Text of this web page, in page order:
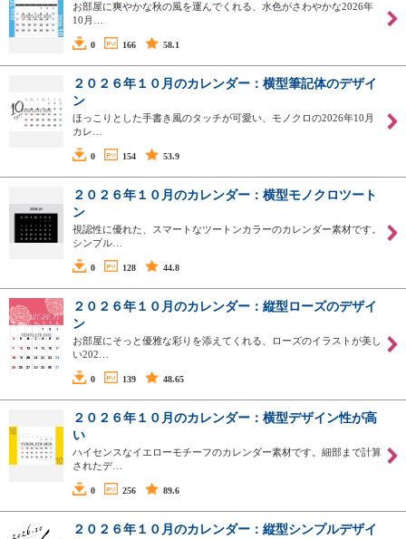
お部屋に爽やかな秋の風を運んでくれる、水色がさわやかな2026年
10月…
0 166 58.1
２０２６年１０月のカレンダー：横型筆記体のデザイ
ン
ほっこりとした手書き風のタッチが可愛い、モノクロの2026年10月
カレ…
0 154 53.9
２０２６年１０月のカレンダー：横型モノクロツート
ン
視認性に優れた、スマートなツートンカラーのカレンダー素材です。
シンプル…
0 128 44.8
２０２６年１０月のカレンダー：縦型ローズのデザイ
ン
お部屋にそっと優雅な彩りを添えてくれる、ローズのイラストが美し
い202…
0 139 48.65
２０２６年１０月のカレンダー：横型デザイン性が高
い
ハイセンスなイエローモチーフのカレンダー素材です。細部まで計算
されたデ…
0 256 89.6
２０２６年１０月のカレンダー：縦型シンプルデザイ